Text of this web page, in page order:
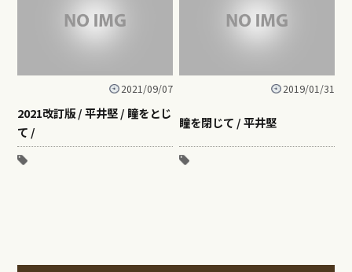
2021/09/07
2021改訂版 / 平井堅 / 瞳をとじ
て /
2019/01/31
瞳を閉じて / 平井堅